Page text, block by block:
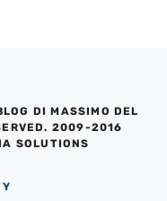
DI MASSIMO DEL
2009-2016
SOLUTIONS